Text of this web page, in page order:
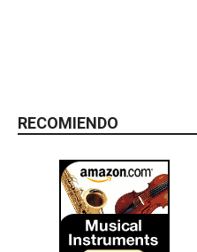
RECOMIENDO